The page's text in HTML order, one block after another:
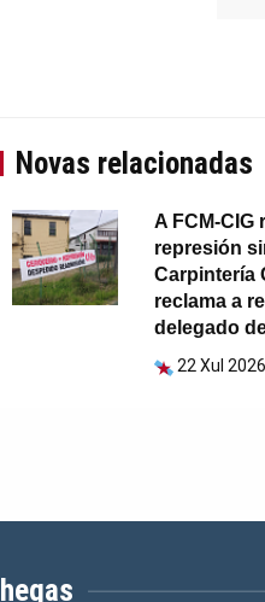
Novas relacionadas
A FCM-CIG
represión
Carpintería
reclama a
delegado
22 Xul 2026